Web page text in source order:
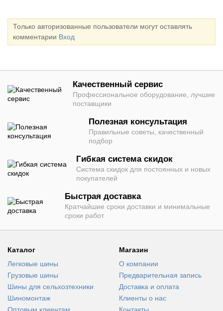
Только авторизованные пользователи могут оставлять
комментарии Вход
Качественный сервис
Профессиональное оборудование, лучшие
поставщики
Полезная консультация
Правильные советы, качественный
подбор
Гибкая система скидок
Система скидок для постоянных и новых
покупателей
Быстрая доставка
Кратчайшие сроки доставки и минимальные
сроки работ
Каталог
Легковые шины
Грузовые шины
Шины для сельхозтехники
Шиномонтаж
Оптовым клиентам
Магазин
О компании
Предварительная запись
Доставка и оплата
Клиенты о нас
Контакты